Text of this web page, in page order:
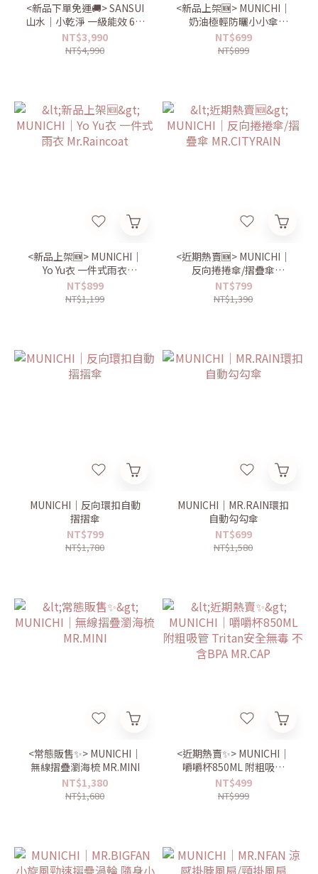
<新品下單免運🚚> SANSUI
山水｜小乾淨 一級能效 6公
升除濕機 MR.WHITE8
NT$3,990
NT$4,990
<新品上架🆕> MUNICHI｜
奶油極輕防曬小小傘
UPF50+ 雨天防水
MR.MINIRAIN
NT$699
NT$899
<新品上架🆕> MUNICHI｜
Yo Yu衣 一件式雨衣
Mr.Raincoat
NT$899
NT$1,199
<近期熱賣🆕> MUNICHI｜
反向捲捲傘/摺疊傘
MR.CITYRAIN
NT$799
NT$1,390
MUNICHI｜反向環扣自動
摺摺傘
NT$799
NT$1,780
MUNICHI｜MR.RAIN環扣
自動勾勾傘
NT$699
NT$1,580
<常態販售✨> MUNICHI｜
無線摺疊瀏海梳 MR.MINI
NT$1,380
NT$1,680
<近期熱賣✨> MUNICHI｜
嚼嚼杯850ML 附粗吸管
Tritan安全無毒 不含BPA
MR.CAP
NT$499
NT$999